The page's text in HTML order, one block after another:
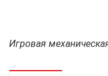
Игровая